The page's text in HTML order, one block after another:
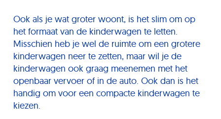
Ook als je wat groter woont, is het slim om op
het formaat van de kinderwagen te letten.
Misschien heb je wel de ruimte om een grotere
kinderwagen neer te zetten, maar wil je de
kinderwagen ook graag meenemen met het
openbaar vervoer of in de auto. Ook dan is het
handig om voor een compacte kinderwagen te
kiezen.